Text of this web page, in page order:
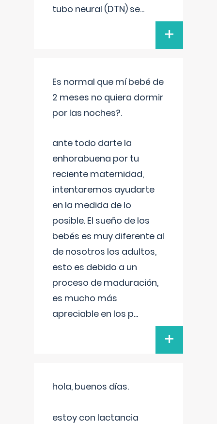
tubo neural (DTN) se...
+
Es normal que mí bebé de
2 meses no quiera dormir
por las noches?.
ante todo darte la
enhorabuena por tu
reciente maternidad,
intentaremos ayudarte
en la medida de lo
posible. El sueño de los
bebés es muy diferente al
de nosotros los adultos,
esto es debido a un
proceso de maduración,
es mucho más
apreciable en los p...
+
hola, buenos días.
estoy con lactancia